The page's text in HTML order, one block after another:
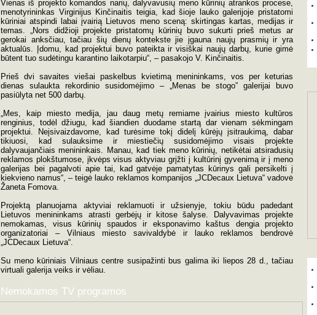
Vienas iš projekto komandos narių, dalyvavusių meno kūrinių atrankos procese,
menotyrininkas Virginijus Kinčinaitis teigia, kad šioje lauko galerijoje pristatomi
kūriniai atspindi labai įvairią Lietuvos meno sceną: skirtingas kartas, medijas ir
temas. „Nors didžioji projekte pristatomų kūrinių buvo sukurti prieš metus ar
gerokai anksčiau, tačiau šių dienų kontekste jie įgauna naujų prasmių ir yra
aktualūs. Įdomu, kad projektui buvo pateikta ir visiškai naujų darbų, kurie gimė
būtent tuo sudėtingu karantino laikotarpiu“, – pasakojo V. Kinčinaitis.
Prieš dvi savaites viešai paskelbus kvietimą menininkams, vos per keturias
dienas sulaukta rekordinio susidomėjimo – „Menas be stogo” galerijai buvo
pasiūlyta net 500 darbų.
„Mes, kaip miesto medija, jau daug metų remiame įvairius miesto kultūros
renginius, todėl džiugu, kad šiandien duodame startą dar vienam sėkmingam
projektui. Neįsivaizdavome, kad turėsime tokį didelį kūrėjų įsitraukimą, dabar
tikiuosi, kad sulauksime ir miestiečių susidomėjimo visais projekte
dalyvaujančiais menininkais. Manau, kad tiek meno kūrinių, netikėtai atsiradusių
reklamos plokštumose, įkvėps visus aktyviau grįžti į kultūrinį gyvenimą ir į meno
galerijas bei pagalvoti apie tai, kad gatvėje pamatytas kūrinys gali persikelti į
kiekvieno namus“, – teigė lauko reklamos kompanijos „JCDecaux Lietuva“ vadovė
Žaneta Fomova.
Projektą planuojama aktyviai reklamuoti ir užsienyje, tokiu būdu padedant
Lietuvos menininkams atrasti gerbėjų ir kitose šalyse. Dalyvavimas projekte
nemokamas, visus kūrinių spaudos ir eksponavimo kaštus dengia projekto
organizatoriai – Vilniaus miesto savivaldybė ir lauko reklamos bendrovė
„JCDecaux Lietuva“.
Su meno kūriniais Vilniaus centre susipažinti bus galima iki liepos 28 d., tačiau
virtuali galerija veiks ir vėliau.
Nemokamos TV programos